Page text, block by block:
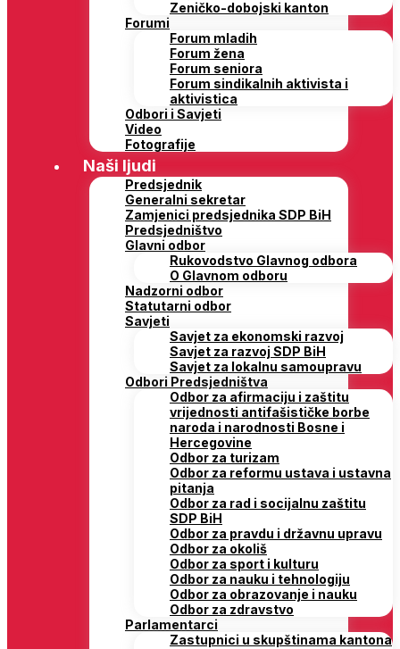
Zeničko-dobojski kanton
Forumi
Forum mladih
Forum žena
Forum seniora
Forum sindikalnih aktivista i
aktivistica
Odbori i Savjeti
Video
Fotografije
Naši ljudi
Predsjednik
Generalni sekretar
Zamjenici predsjednika SDP BiH
Predsjedništvo
Glavni odbor
Rukovodstvo Glavnog odbora
O Glavnom odboru
Nadzorni odbor
Statutarni odbor
Savjeti
Savjet za ekonomski razvoj
Savjet za razvoj SDP BiH
Savjet za lokalnu samoupravu
Odbori Predsjedništva
Odbor za afirmaciju i zaštitu
vrijednosti antifašističke borbe
naroda i narodnosti Bosne i
Hercegovine
Odbor za turizam
Odbor za reformu ustava i ustavna
pitanja
Odbor za rad i socijalnu zaštitu
SDP BiH
Odbor za pravdu i državnu upravu
Odbor za okoliš
Odbor za sport i kulturu
Odbor za nauku i tehnologiju
Odbor za obrazovanje i nauku
Odbor za zdravstvo
Parlamentarci
Zastupnici u skupštinama kantona